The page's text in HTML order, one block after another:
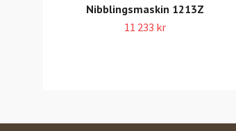
Nibblingsmaskin 1213Z
11 233 kr